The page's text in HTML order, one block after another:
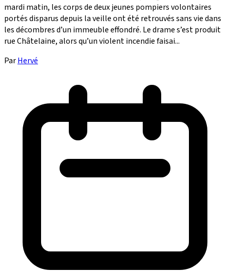
mardi matin, les corps de deux jeunes pompiers volontaires
portés disparus depuis la veille ont été retrouvés sans vie dans
les décombres d’un immeuble effondré. Le drame s’est produit
rue Châtelaine, alors qu’un violent incendie faisai...
ParHervé